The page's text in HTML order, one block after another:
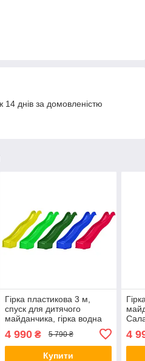
днів за домовленістю
Гірка пластикова 3 м,
спуск для дитячого
майданчика, гірка водна
4 990₴ 5 790 ₴
Купити
4